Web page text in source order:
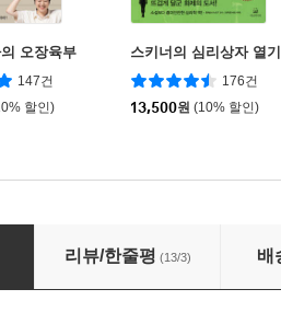
오장육부
147건
할인)
스키너의 심리상자 열기
176건
13,500원 (10% 할인)
툰 2 글로벌
리뷰/한줄평 (13/3) 배